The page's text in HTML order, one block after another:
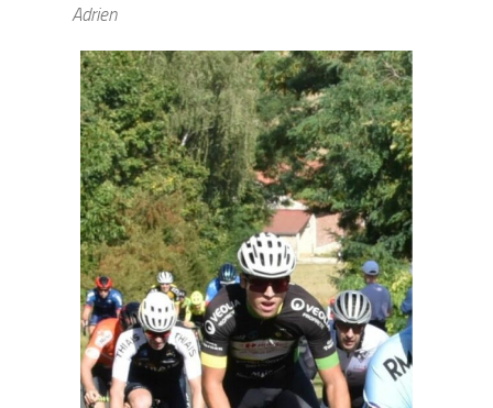
Adrien